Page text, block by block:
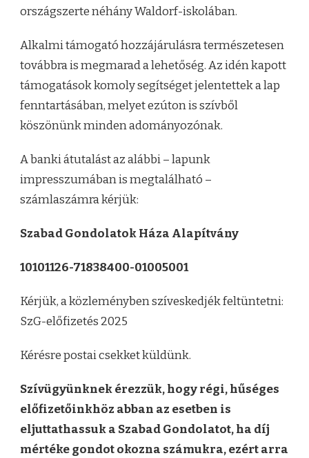
országszerte néhány Waldorf-iskolában.
Alkalmi támogató hozzájárulásra természetesen
továbbra is megmarad a lehetőség. Az idén kapott
támogatások komoly segítséget jelentettek a lap
fenntartásában, melyet ezúton is szívből
köszönünk minden adományozónak.
A banki átutalást az alábbi – lapunk
impresszumában is megtalálható –
számlaszámra kérjük:
Szabad Gondolatok Háza Alapítvány
10101126-71838400-01005001
Kérjük, a közleményben szíveskedjék feltüntetni:
SzG-előfizetés 2025
Kérésre postai csekket küldünk.
Szívügyünknek érezzük, hogy régi, hűséges
előfizetőinkhöz abban az esetben is
eljuttathassuk a Szabad Gondolatot, ha díj
mértéke gondot okozna számukra, ezért arra